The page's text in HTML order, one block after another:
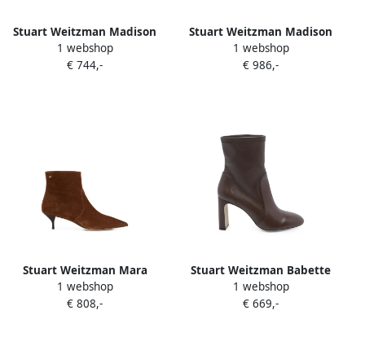
Stuart Weitzman Madison
suede ankle boots Bruin
1 webshop
€ 744,-
Stuart Weitzman Madison
leather knee-high boots
Bruin
1 webshop
€ 986,-
Stuart Weitzman Mara
ankle boots Bruin
1 webshop
€ 808,-
Stuart Weitzman Babette
round-toe ankle boots Bruin
1 webshop
€ 669,-